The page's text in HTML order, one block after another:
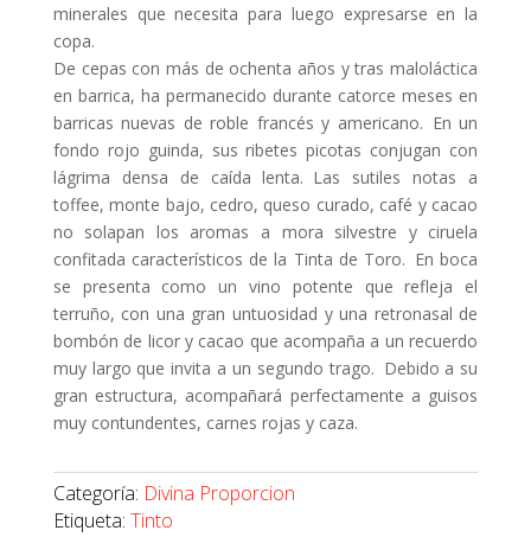
minerales que necesita para luego expresarse en la
copa.
De cepas con más de ochenta años y tras maloláctica
en barrica, ha permanecido durante catorce meses en
barricas nuevas de roble francés y americano. En un
fondo rojo guinda, sus ribetes picotas conjugan con
lágrima densa de caída lenta. Las sutiles notas a
toffee, monte bajo, cedro, queso curado, café y cacao
no solapan los aromas a mora silvestre y ciruela
confitada característicos de la Tinta de Toro. En boca
se presenta como un vino potente que refleja el
terruño, con una gran untuosidad y una retronasal de
bombón de licor y cacao que acompaña a un recuerdo
muy largo que invita a un segundo trago. Debido a su
gran estructura, acompañará perfectamente a guisos
muy contundentes, carnes rojas y caza.
Categoría: Divina Proporcion
Etiqueta: Tinto